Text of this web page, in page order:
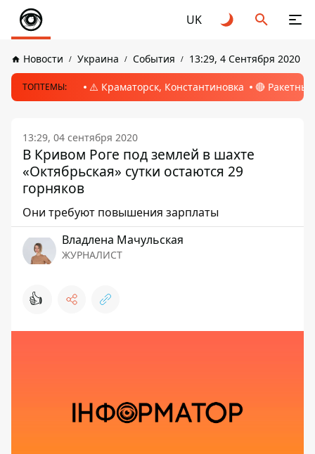
UK
Новости Украина События 13:29, 4 Сентября 2020
ТОПТЕМЫ: ⚠️ Краматорск, Константиновка 🔴
13:29, 04 сентября 2020
В Кривом Роге под землей в шахте
«Октябрьская» сутки остаются 29
горняков
Они требуют повышения зарплаты
Владлена Мачульская
ЖУРНАЛИСТ
👍